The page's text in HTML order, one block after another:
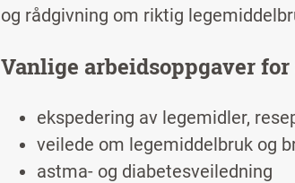
og rådgivning om riktig
Vanlige arbeidsoppgaver
ekspedering av legemidler,
veilede om legemiddelbruk og
astma- og diabetesveiledning